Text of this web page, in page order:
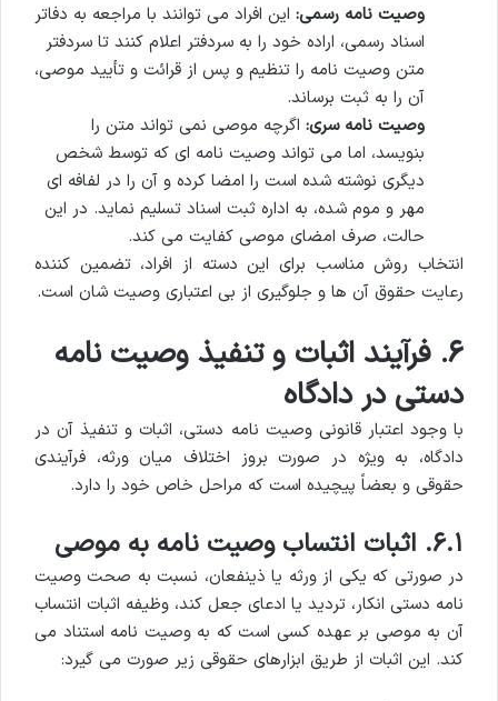
وصیت نامه رسمی: این افراد می توانند با مراجعه به دفاتر
اسناد رسمی، اراده خود را به سردفتر اعلام کنند تا سردفتر
متن وصیت نامه را تنظیم و پس از قرائت و تأیید موصی،
آن را به ثبت برساند.
وصیت نامه سری: اگرچه موصی نمی تواند متن را
بنویسد، اما می تواند وصیت نامه ای که توسط شخص
دیگری نوشته شده است را امضا کرده و آن را در لفافه ای
مهر و موم شده، به اداره ثبت اسناد تسلیم نماید. در این
حالت، صرف امضای موصی کفایت می کند.
انتخاب روش مناسب برای این دسته از افراد، تضمین کننده
رعایت حقوق آن ها و جلوگیری از بی اعتباری وصیت شان است.
۶. فرآیند اثبات و تنفیذ وصیت نامه
دستی در دادگاه
با وجود اعتبار قانونی وصیت نامه دستی، اثبات و تنفیذ آن در
دادگاه، به ویژه در صورت بروز اختلاف میان ورثه، فرآیندی
حقوقی و بعضاً پیچیده است که مراحل خاص خود را دارد.
۶.۱. اثبات انتساب وصیت نامه به موصی
در صورتی که یکی از ورثه یا ذینفعان، نسبت به صحت وصیت
نامه دستی انکار، تردید یا ادعای جعل کند، وظیفه اثبات انتساب
آن به موصی بر عهده کسی است که به وصیت نامه استناد می
کند. این اثبات از طریق ابزارهای حقوقی زیر صورت می گیرد: